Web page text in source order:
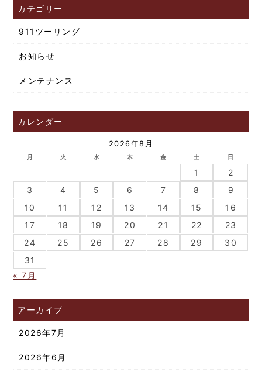
カテゴリー
911ツーリング
お知らせ
メンテナンス
カレンダー
2026年8月
月 火 水 木 金 土 日
1
2
3
4 5 6 7 8
9
10
11 12 13 14 15
16
17
18 19 20 21 22
23
24
25 26 27 28 29
30
31
« 7月
アーカイブ
2026年7月
2026年6月